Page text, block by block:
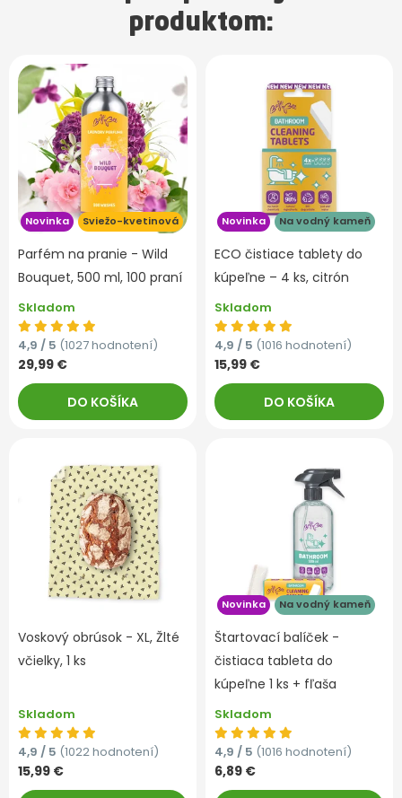
produktom:
Novinka Sviežo-kvetinová
Parfém na pranie - Wild
Bouquet, 500 ml, 100 praní
Skladom
4,9 / 5 (1027 hodnotení)
29,99 €
DO KOŠÍKA
Novinka Na vodný kameň
ECO čistiace tablety do
kúpeľne – 4 ks, citrón
Skladom
4,9 / 5 (1016 hodnotení)
15,99 €
DO KOŠÍKA
Voskový obrúsok - XL, Žlté
včielky, 1 ks
Skladom
4,9 / 5 (1022 hodnotení)
15,99 €
Novinka Na vodný kameň
Štartovací balíček -
čistiaca tableta do
kúpeľne 1 ks + fľaša
Skladom
4,9 / 5 (1016 hodnotení)
6,89 €